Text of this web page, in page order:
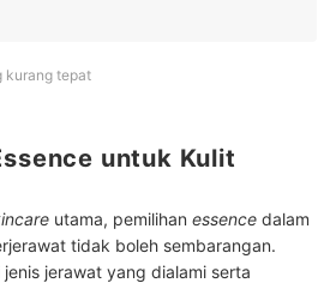
kurang tepat
untuk Kulit
utama, pemilihan essence dalam
tidak boleh sembarangan.
jerawat yang dialami serta